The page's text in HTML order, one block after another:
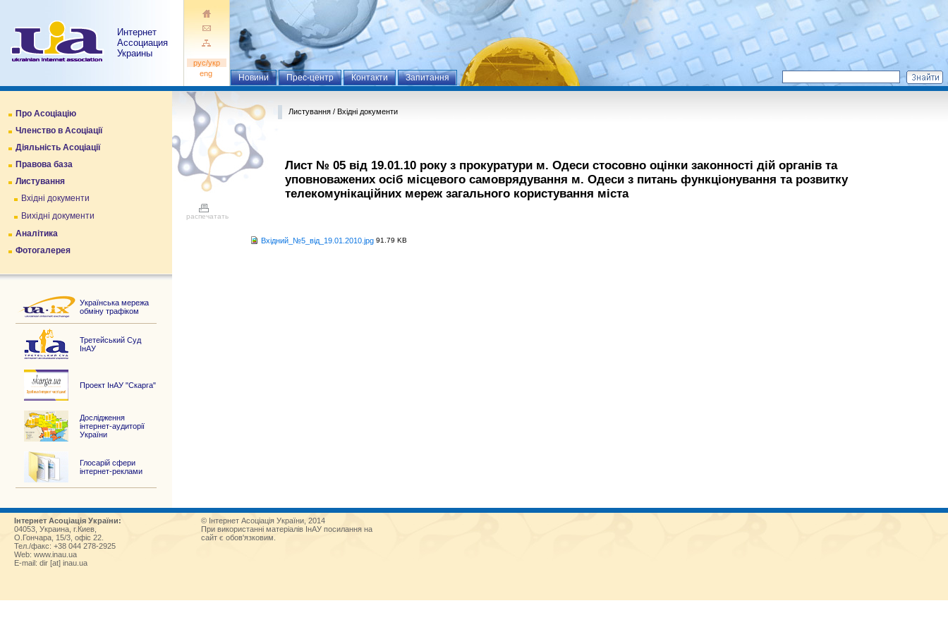
Интернет
Ассоциация
Украины
pуc/укр
eng
Новини Прес-центр Контакти Запитання
Про Асоціацію
Членство в Асоціації
Діяльність Асоціації
Правова база
Листування
Вхідні документи
Вихідні документи
Аналітика
Фотогалерея
Українська мережа
обміну трафіком
Третейський Суд
ІнАУ
Проект ІнАУ "Скарга"
Дослідження
інтернет-аудиторії
України
Глосарій сфери
інтернет-реклами
распечатать
Листування / Вхідні документи
Лист № 05 від 19.01.10 року з прокуратури м. Одеси стосовно оцінки законності дій органів та
уповноважених осіб місцевого самоврядування м. Одеси з питань функціонування та розвитку
телекомунікаційних мереж загального користування міста
Вхідний_№5_від_19.01.2010.jpg 91.79 KB
Інтернет Асоціація України:
04053, Украина, г.Киев,
О.Гончара, 15/3, офіс 22.
Тел./факс: +38 044 278-2925
Web: www.inau.ua
E-mail: dir [at] inau.ua
© Інтернет Асоціація України, 2014
При використанні матеріалів ІнАУ посилання на
сайт є обов'язковим.